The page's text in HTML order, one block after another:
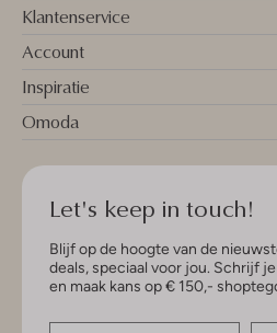
Klantenservice
Account
Inspiratie
Omoda
Let's keep in touch!
Blijf op de hoogte van de
deals, speciaal voor jou. Schrijf
en maak kans op € 150,-